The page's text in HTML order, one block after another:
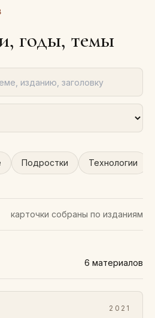
годы, темы
Подростки Технологии
карточки собраны по изданиям
6 материалов
2021